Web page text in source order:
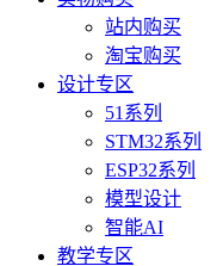
站内购买
淘宝购买
设计专区
51系列
STM32系列
ESP32系列
模型设计
智能AI
教学专区